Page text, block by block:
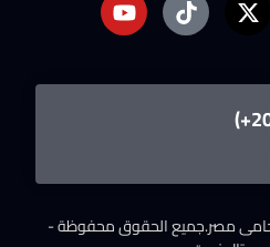
جميع الحقوق محفوظة -